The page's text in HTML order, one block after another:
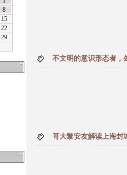
不文明的意识形态者，
哥大黎安友解读上海封